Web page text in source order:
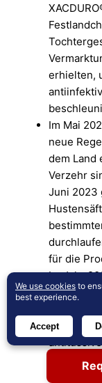
erhielten,
Im Mai
neue
dem Land
Verzehr
Juni 2023
für die
Im Jahr
Bellus
Inhibitor
We use cookies to
best experience.
Accept